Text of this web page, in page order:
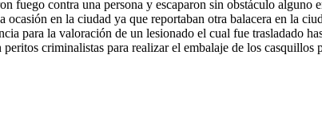
fuego contra una persona y escaparon sin obstáculo alguno
en la ciudad ya que reportaban otra balacera en la
para la valoración de un lesionado el cual fue trasladado
criminalistas para realizar el embalaje de los casquillos